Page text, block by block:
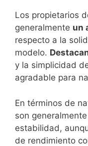
Los propietarios
generalmente un
respecto a la
modelo.
y la simplicidad
agradable para
En términos de
son
estabilidad,
de rendimiento